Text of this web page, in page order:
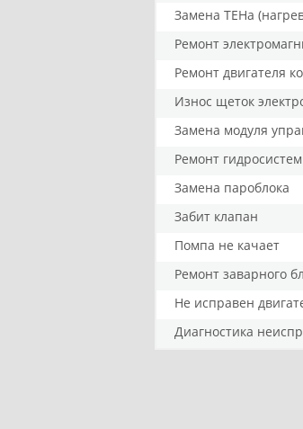
Замена ТЕНа
Ремонт
Ремонт двигателя
Износ щеток
Замена модуля
Ремонт
Замена пароблока
Забит клапан
Помпа не качает
Ремонт заварного
Не исправен
Диагностика